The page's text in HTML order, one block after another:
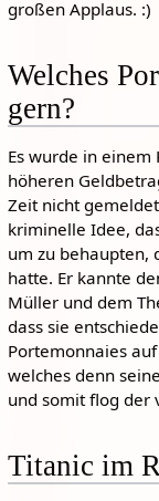
großen Applaus. :)
Welches
gern?
Es wurde in
höheren
Zeit nicht
kriminelle Idee,
um zu behaupten,
hatte. Er kannte
Müller und dem
dass sie
Portemonnaies
welches denn
und somit flog der
Titanic im